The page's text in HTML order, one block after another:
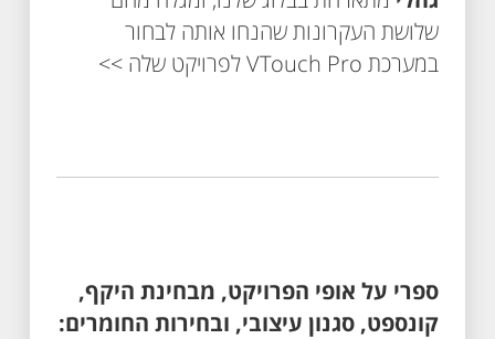
שלושת העקרונות שהנחו אותה לבחור
במערכת VTouch Pro לפרויקט שלה >>
ספרי על אופי הפרויקט, מבחינת היקף,
קונספט, סגנון עיצובי, ובחירות החומרים: